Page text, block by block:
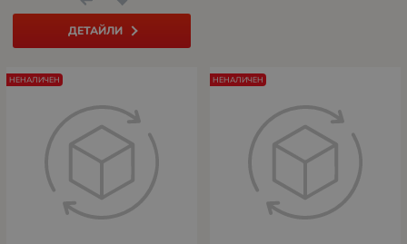
ДЕТАЙЛИ
НЕНАЛИЧЕН НЕНАЛИЧЕН